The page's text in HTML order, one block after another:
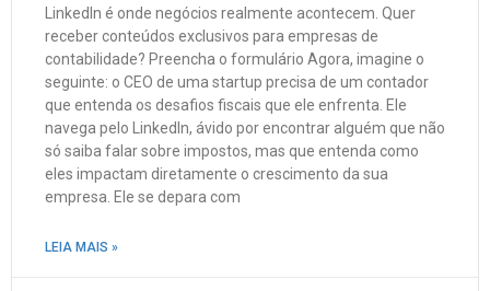
LinkedIn é onde negócios realmente acontecem. Quer
receber conteúdos exclusivos para empresas de
contabilidade? Preencha o formulário Agora, imagine o
seguinte: o CEO de uma startup precisa de um contador
que entenda os desafios fiscais que ele enfrenta. Ele
navega pelo LinkedIn, ávido por encontrar alguém que não
só saiba falar sobre impostos, mas que entenda como
eles impactam diretamente o crescimento da sua
empresa. Ele se depara com
LEIA MAIS »